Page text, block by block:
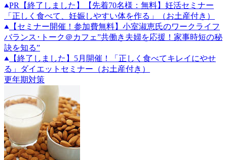
PR
【終了しました】【先着70名様：無料】妊活セミナー
「正しく食べて、妊娠しやすい体を作る」（お土産付き）
【セミナー開催！参加費無料】小室淑恵氏のワークライフ
バランス･トーク＠カフェ”共働き夫婦を応援！家事時短の秘
訣を知る”
【終了しました】5月開催！「正しく食べてキレイにやせ
る」ダイエットセミナー（お土産付き）
更年期対策